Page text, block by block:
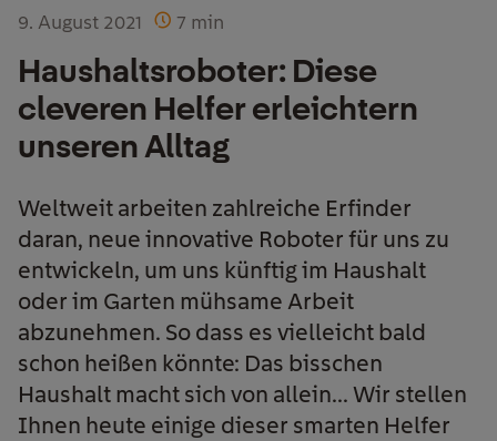
9. August 2021 7 min
Haushaltsroboter: Diese
cleveren Helfer erleichtern
unseren Alltag
Weltweit arbeiten zahlreiche Erfinder
daran, neue innovative Roboter für uns zu
entwickeln, um uns künftig im Haushalt
oder im Garten mühsame Arbeit
abzunehmen. So dass es vielleicht bald
schon heißen könnte: Das bisschen
Haushalt macht sich von allein... Wir stellen
Ihnen heute einige dieser smarten Helfer